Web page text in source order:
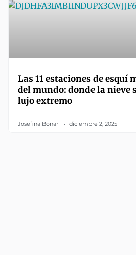
Las 11 estaciones de esquí
del mundo: donde la nieve
lujo extremo
Josefina Bonari diciembre 2, 2025